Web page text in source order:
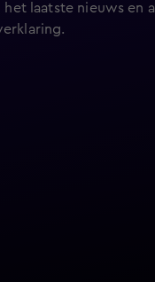
laatste nieuws
.